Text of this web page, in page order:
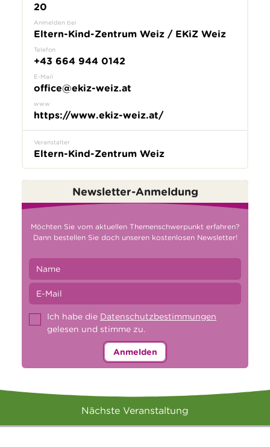
20
Anmelden bei
Eltern-Kind-Zentrum Weiz / EKiZ Weiz
Telefon
+43 664 944 0142
E-Mail
office@ekiz-weiz.at
www
https://www.ekiz-weiz.at/
Veranstalter
Eltern-Kind-Zentrum Weiz
Newsletter-Anmeldung
Möchten Sie vom aktuellen Themenschwerpunkt erfahren?
Dann bestellen Sie doch unseren kostenlosen Newsletter!
Ich habe die Datenschutzbestimmungen
gelesen und stimme zu.
Anmelden
Nächste Veranstaltung